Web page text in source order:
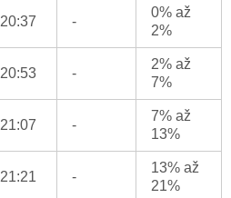
20:37 -
0% až
2%
20:53 -
2% až
7%
21:07 -
7% až
13%
21:21 -
13% až
21%